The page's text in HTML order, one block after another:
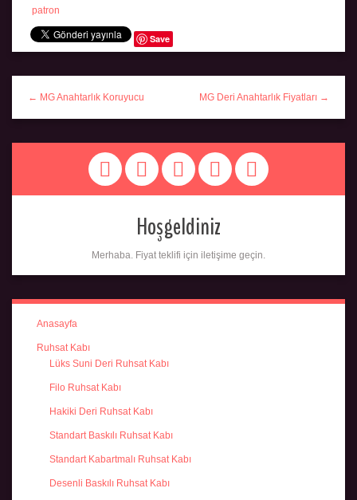
patron
Save
← MG Anahtarlık Koruyucu MG Deri Anahtarlık Fiyatları →
Hoşgeldiniz
Merhaba. Fiyat teklifi için iletişime geçin.
Anasayfa
Ruhsat Kabı
Lüks Suni Deri Ruhsat Kabı
Filo Ruhsat Kabı
Hakiki Deri Ruhsat Kabı
Standart Baskılı Ruhsat Kabı
Standart Kabartmalı Ruhsat Kabı
Desenli Baskılı Ruhsat Kabı